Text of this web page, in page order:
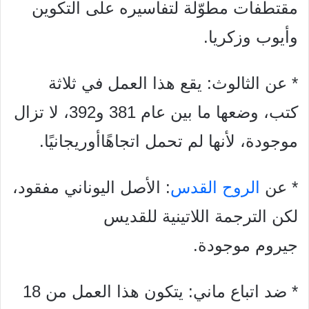
مقتطفات مطوّلة لتفاسيره على التكوين
وأيوب وزكريا.
* عن الثالوث: يقع هذا العمل في ثلاثة
كتب، وضعها ما بين عام 381 و392، لا تزال
موجودة، لأنها لم تحمل اتجاهًاأوريجانيًا.
* عن الروح القدس: الأصل اليوناني مفقود،
لكن الترجمة اللاتينية للقديس
جيروم موجودة.
* ضد اتباع ماني: يتكون هذا العمل من 18